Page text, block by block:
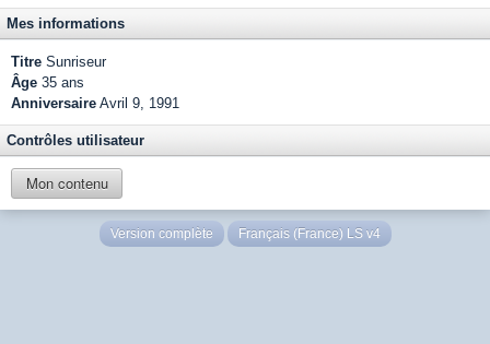
Mes informations
Titre Sunriseur
Âge 35 ans
Anniversaire Avril 9, 1991
Contrôles utilisateur
Mon contenu
Version complète Français (France) LS v4